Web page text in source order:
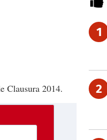
Clausura 2014.
1
2